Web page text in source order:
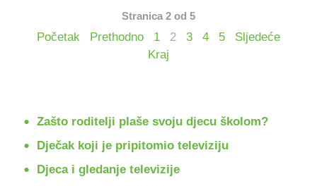
Stranica 2 od 5
Početak Prethodno 1 2 3 4 5
Sljedeće
Kraj
Zašto roditelji plaše svoju djecu školom?
Dječak koji je pripitomio televiziju
Djeca i gledanje televizije